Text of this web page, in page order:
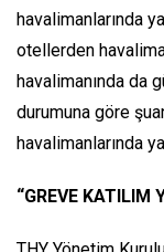
havalimanlarında
otellerden
havalimanında da
durumuna göre
havalimanlarında
“GREVE KATILIM